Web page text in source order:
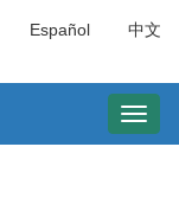
Español 中文